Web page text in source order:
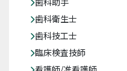
歯科衛生士
歯科技工士
臨床検査技師